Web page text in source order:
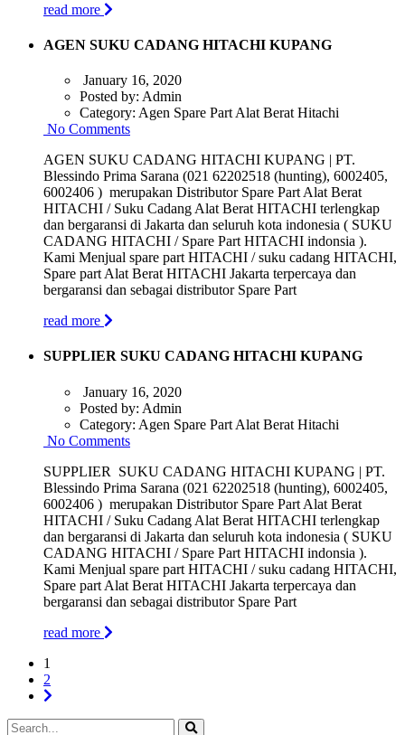
read more
AGEN SUKU CADANG HITACHI KUPANG
January 16, 2020
Posted by: Admin
Category: Agen Spare Part Alat Berat Hitachi
No Comments
AGEN SUKU CADANG HITACHI KUPANG | PT.
Blessindo Prima Sarana (021 62202518 (hunting), 6002405,
6002406 ) merupakan Distributor Spare Part Alat Berat
HITACHI / Suku Cadang Alat Berat HITACHI terlengkap
dan bergaransi di Jakarta dan seluruh kota indonesia ( SUKU
CADANG HITACHI / Spare Part HITACHI indonsia ).
Kami Menjual spare part HITACHI / suku cadang HITACHI,
Spare part Alat Berat HITACHI Jakarta terpercaya dan
bergaransi dan sebagai distributor Spare Part
read more
SUPPLIER SUKU CADANG HITACHI KUPANG
January 16, 2020
Posted by: Admin
Category: Agen Spare Part Alat Berat Hitachi
No Comments
SUPPLIER SUKU CADANG HITACHI KUPANG | PT.
Blessindo Prima Sarana (021 62202518 (hunting), 6002405,
6002406 ) merupakan Distributor Spare Part Alat Berat
HITACHI / Suku Cadang Alat Berat HITACHI terlengkap
dan bergaransi di Jakarta dan seluruh kota indonesia ( SUKU
CADANG HITACHI / Spare Part HITACHI indonsia ).
Kami Menjual spare part HITACHI / suku cadang HITACHI,
Spare part Alat Berat HITACHI Jakarta terpercaya dan
bergaransi dan sebagai distributor Spare Part
read more
1
2